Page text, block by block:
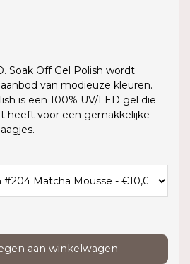
Soak Off Gel Polish wordt
van modieuze kleuren.
is een 100% UV/LED gel die
heeft voor een gemakkelijke
aan winkelwagen